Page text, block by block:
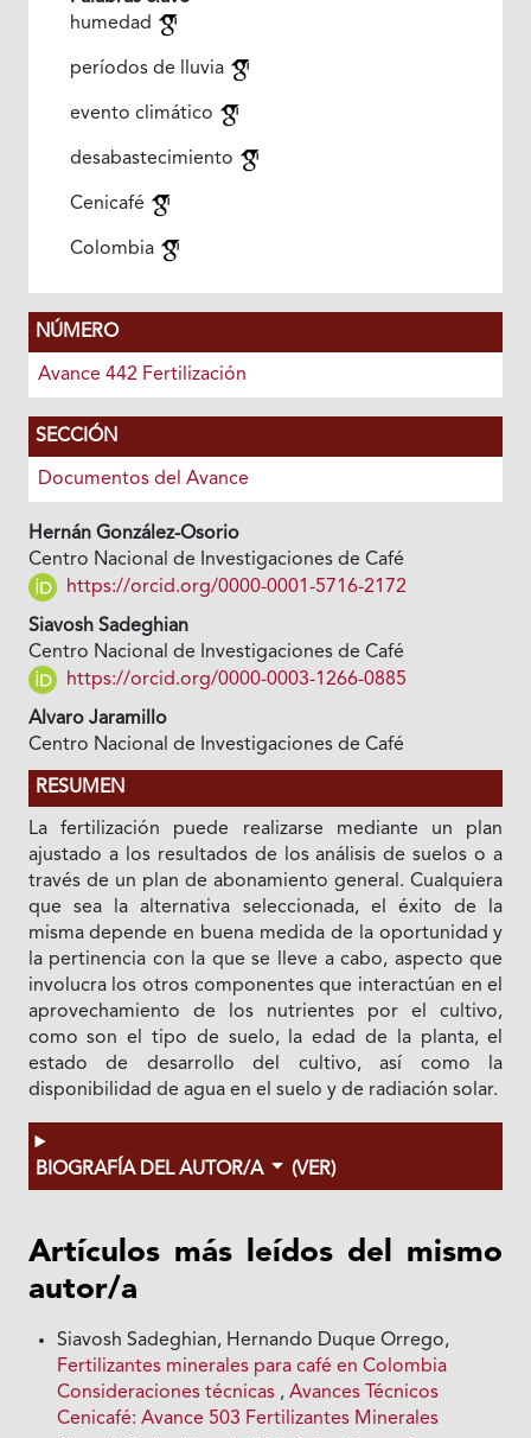
humedad
períodos de lluvia
evento climático
desabastecimiento
Cenicafé
Colombia
NÚMERO
Avance 442 Fertilización
SECCIÓN
Documentos del Avance
Hernán González-Osorio
Centro Nacional de Investigaciones de Café
https://orcid.org/0000-0001-5716-2172
Siavosh Sadeghian
Centro Nacional de Investigaciones de Café
https://orcid.org/0000-0003-1266-0885
Alvaro Jaramillo
Centro Nacional de Investigaciones de Café
RESUMEN
La fertilización puede realizarse mediante un plan
ajustado a los resultados de los análisis de suelos o a
través de un plan de abonamiento general. Cualquiera
que sea la alternativa seleccionada, el éxito de la
misma depende en buena medida de la oportunidad y
la pertinencia con la que se lleve a cabo, aspecto que
involucra los otros componentes que interactúan en el
aprovechamiento de los nutrientes por el cultivo,
como son el tipo de suelo, la edad de la planta, el
estado de desarrollo del cultivo, así como la
disponibilidad de agua en el suelo y de radiación solar.
BIOGRAFÍA DEL AUTOR/A (VER)
Artículos más leídos del mismo
autor/a
Siavosh Sadeghian, Hernando Duque Orrego,
Fertilizantes minerales para café en Colombia
Consideraciones técnicas ,Avances Técnicos
Cenicafé: Avance 503 Fertilizantes Minerales